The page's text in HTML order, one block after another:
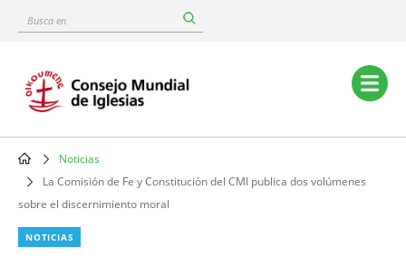
content
Busca
Main
navigation
Breadcrumb
Noticias
La Comisión de Fe y Constitución del CMI publica dos volúmenes
sobre el discernimiento moral
NOTICIAS